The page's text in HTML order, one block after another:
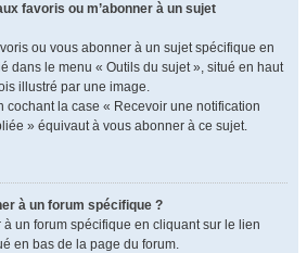
favoris ou m’abonner à un sujet
ou vous abonner à un sujet spécifique en
dans le menu « Outils du sujet », situé en haut
illustré par une image.
cochant la case « Recevoir une notification
» équivaut à vous abonner à ce sujet.
à un forum spécifique ?
un forum spécifique en cliquant sur le lien
en bas de la page du forum.